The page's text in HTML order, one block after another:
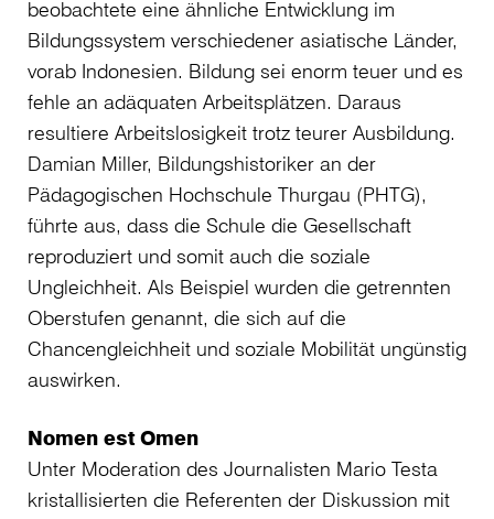
beobachtete eine ähnliche Entwicklung im
Bildungssystem verschiedener asiatische Länder,
vorab Indonesien. Bildung sei enorm teuer und es
fehle an adäquaten Arbeitsplätzen. Daraus
resultiere Arbeitslosigkeit trotz teurer Ausbildung.
Damian Miller, Bildungshistoriker an der
Pädagogischen Hochschule Thurgau (PHTG),
führte aus, dass die Schule die Gesellschaft
reproduziert und somit auch die soziale
Ungleichheit. Als Beispiel wurden die getrennten
Oberstufen genannt, die sich auf die
Chancengleichheit und soziale Mobilität ungünstig
auswirken.
Nomen est Omen
Unter Moderation des Journalisten Mario Testa
kristallisierten die Referenten der Diskussion mit